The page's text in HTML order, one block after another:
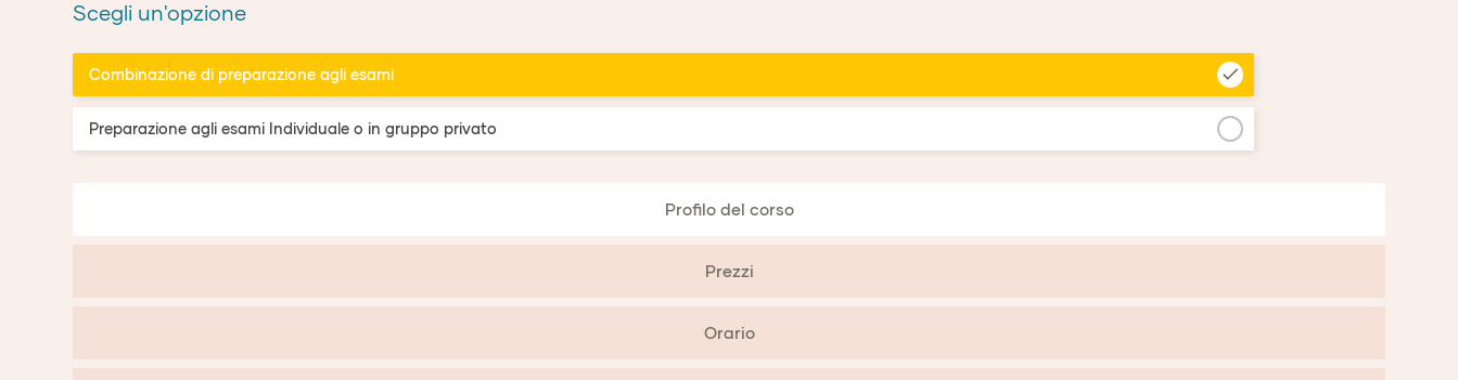
Scegli un'opzione
Combinazione di preparazione agli esami
Preparazione agli esami Individuale o in gruppo privato
Profilo del corso
Prezzi
Orario